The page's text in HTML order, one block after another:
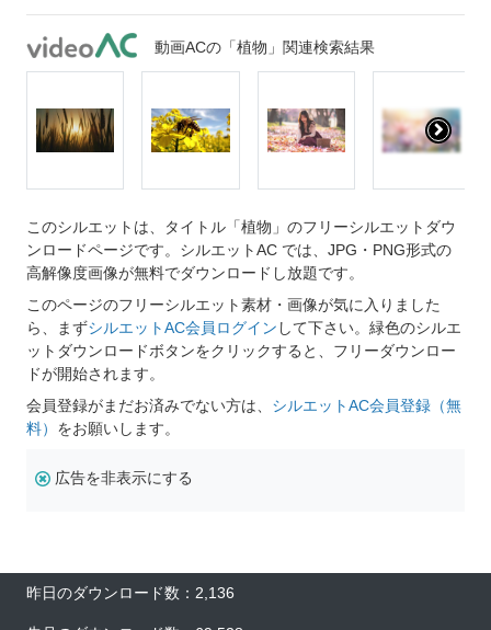
動画ACの「植物」関連検索結果
このシルエットは、タイトル「植物」のフリーシルエットダウ
ンロードページです。シルエットAC では、JPG・PNG形式の
高解像度画像が無料でダウンロードし放題です。
このページのフリーシルエット素材・画像が気に入りました
ら、まずシルエットAC会員ログイン して下さい。緑色のシルエ
ットダウンロードボタンをクリックすると、フリーダウンロー
ドが開始されます。
会員登録がまだお済みでない方は、 シルエットAC会員登録（無
料） をお願いします。
広告を非表示にする
昨日のダウンロード数：2,136